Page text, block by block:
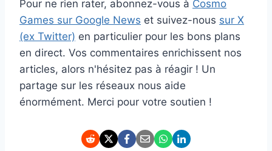
Pour ne rien rater, abonnez-vous à Cosmo
Games sur Google News et suivez-nous sur X
(ex Twitter) en particulier pour les bons plans
en direct. Vos commentaires enrichissent nos
articles, alors n'hésitez pas à réagir ! Un
partage sur les réseaux nous aide
énormément. Merci pour votre soutien !